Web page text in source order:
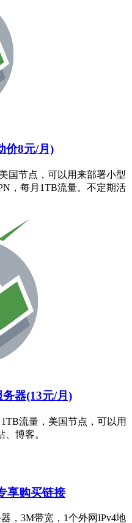
价8元/月)
国节点，可以用来部署小型
，每月1TB流量。不定期活
器(13元/月)
流量，美国节点，可以用
博客。
享购买链接
，3M带宽，1个外网IPv4地